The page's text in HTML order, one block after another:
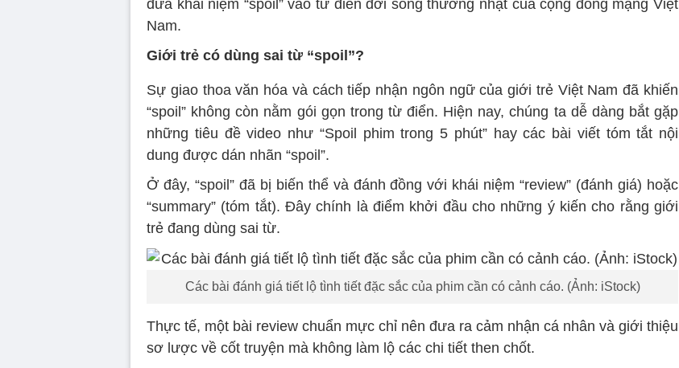
đưa khái niệm “spoil” vào từ điển đời sống thường nhật của cộng đồng mạng Việt
Nam.
Giới trẻ có dùng sai từ “spoil”?
Sự giao thoa văn hóa và cách tiếp nhận ngôn ngữ của giới trẻ Việt Nam đã khiến
“spoil” không còn nằm gói gọn trong từ điển. Hiện nay, chúng ta dễ dàng bắt gặp
những tiêu đề video như “Spoil phim trong 5 phút” hay các bài viết tóm tắt nội
dung được dán nhãn “spoil”.
Ở đây, “spoil” đã bị biến thể và đánh đồng với khái niệm “review” (đánh giá) hoặc
“summary” (tóm tắt). Đây chính là điểm khởi đầu cho những ý kiến cho rằng giới
trẻ đang dùng sai từ.
Các bài đánh giá tiết lộ tình tiết đặc sắc của phim cần có cảnh cáo. (Ảnh: iStock)
Thực tế, một bài review chuẩn mực chỉ nên đưa ra cảm nhận cá nhân và giới thiệu
sơ lược về cốt truyện mà không làm lộ các chi tiết then chốt.